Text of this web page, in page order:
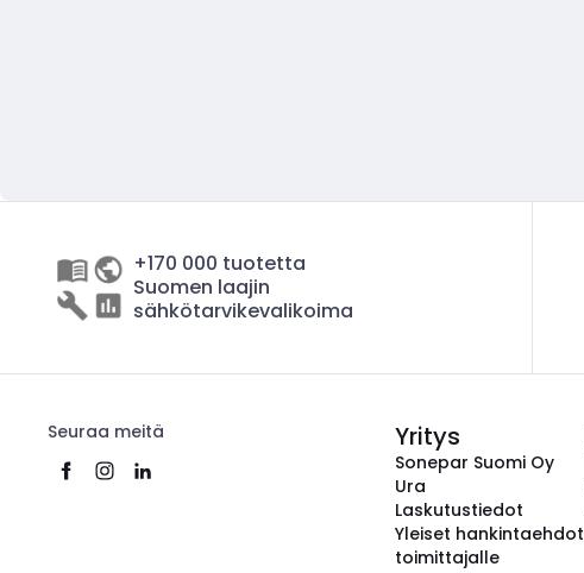
+170 000 tuotetta
Suomen laajin
sähkötarvikevalikoima
Seuraa meitä Yritys
Sonepar Suomi Oy
Ura
Laskutustiedot
Yleiset hankintaehdot
toimittajalle